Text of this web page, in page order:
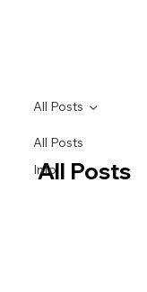
All Posts
Info
All Posts
All Posts